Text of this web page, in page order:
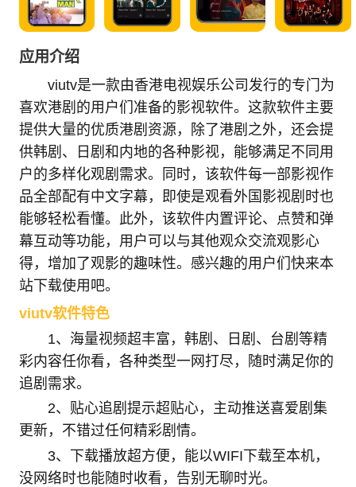
应用介绍
viutv是一款由香港电视娱乐公司发行的专门为
喜欢港剧的用户们准备的影视软件。这款软件主要
提供大量的优质港剧资源，除了港剧之外，还会提
供韩剧、日剧和内地的各种影视，能够满足不同用
户的多样化观剧需求。同时，该软件每一部影视作
品全部配有中文字幕，即使是观看外国影视剧时也
能够轻松看懂。此外，该软件内置评论、点赞和弹
幕互动等功能，用户可以与其他观众交流观影心
得，增加了观影的趣味性。感兴趣的用户们快来本
站下载使用吧。
viutv软件特色
1、海量视频超丰富，韩剧、日剧、台剧等精
彩内容任你看，各种类型一网打尽，随时满足你的
追剧需求。
2、贴心追剧提示超贴心，主动推送喜爱剧集
更新，不错过任何精彩剧情。
3、下载播放超方便，能以WIFI下载至本机，
没网络时也能随时收看，告别无聊时光。